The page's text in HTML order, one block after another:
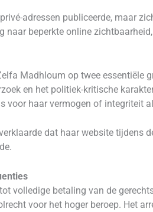
adressen publiceerde, maar
naar beperkte online
Madhloum op twee essentiële
en het politiek-kritische
voor haar vermogen of integriteit
dat haar website tijdens
volledige betaling van de
voor het hoger beroep. Het